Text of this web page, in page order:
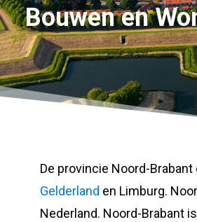
Bouwen en
De provincie Noord-
Gelderland en Limburg.
Nederland. Noord-Brabant